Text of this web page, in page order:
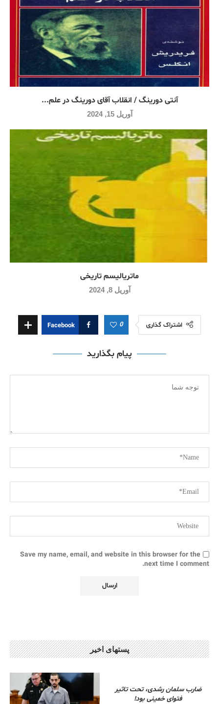
آنتی دورینگ / انقلاب آقای دورینگ در علم...
آوریل 15, 2024
ماتریالیسم تاریخی
آوریل 8, 2024
اشتراک گذاری 0
Facebook
پیام بگذارید
Save my name, email, and website in this browser for the
next time I comment.
پستهای اخیر
ضارب سلمان رشدی، تحت تاثیر
فتوای خمینی بود!